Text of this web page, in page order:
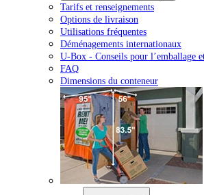
Tarifs et renseignements
Options de livraison
Utilisations fréquentes
Déménagements internationaux
U-Box - Conseils pour l’emballage
FAQ
Dimensions du conteneur